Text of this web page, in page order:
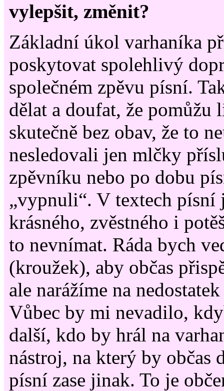
vylepšit, změnit?
Základní úkol varhaníka
poskytovat spolehlivý
společném zpěvu písní.
dělat a doufat, že pomůžu
skutečně bez obav, že to
nesledovali jen mlčky
zpěvníku nebo po dobu
„vypnuli“. V textech písní
krásného, zvěstného i
to nevnímat. Ráda bych
(kroužek), aby občas
ale narážíme na
Vůbec by mi nevadilo,
další, kdo by hrál na
nástroj, na který by občas
písní zase jinak. To je